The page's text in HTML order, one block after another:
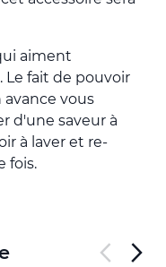
aiment
Le fait de pouvoir
vous
d'une saveur à
à laver et re-
fois.